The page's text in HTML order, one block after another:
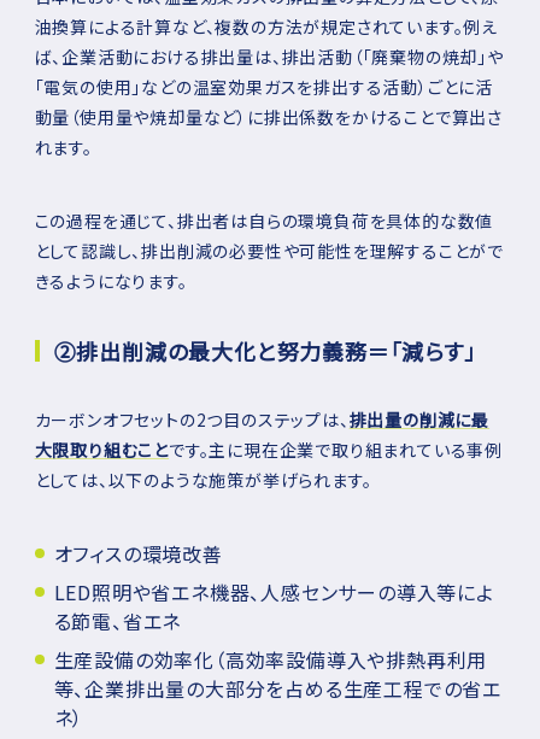
油換算による計算など、複数の方法が規定されています。例え
ば、企業活動における排出量は、排出活動（「廃棄物の焼却」や
「電気の使用」などの温室効果ガスを排出する活動）ごとに活
動量（使用量や焼却量など）に排出係数をかけることで算出さ
れます。
この過程を通じて、排出者は自らの環境負荷を具体的な数値
として認識し、排出削減の必要性や可能性を理解することがで
きるようになります。
➁排出削減の最大化と努力義務＝「減らす」
カーボンオフセットの2つ目のステップは、 排出量の削減に最
大限取り組むことです。主に現在企業で取り組まれている事例
としては、以下のような施策が挙げられます。
オフィスの環境改善
LED照明や省エネ機器、人感センサーの導入等によ
る節電、省エネ
生産設備の効率化（高効率設備導入や排熱再利用
等、企業排出量の大部分を占める生産工程での省エ
ネ）